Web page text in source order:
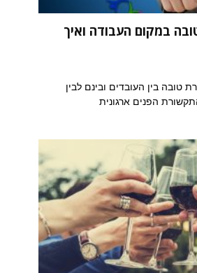
במקום העבודה ואיך
טובה בין העובדים ובינם לבין